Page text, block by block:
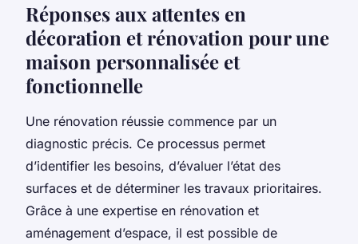
Réponses aux attentes en
décoration et rénovation pour une
maison personnalisée et
fonctionnelle
Une rénovation réussie commence par un
diagnostic précis. Ce processus permet
d’identifier les besoins, d’évaluer l’état des
surfaces et de déterminer les travaux prioritaires.
Grâce à une expertise en rénovation et
aménagement d’espace, il est possible de